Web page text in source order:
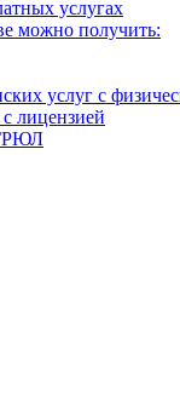
услугах
можно получить:
услуг с
лицензией